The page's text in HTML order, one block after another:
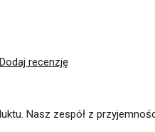
Dodaj recenzję
Nasz zespół z